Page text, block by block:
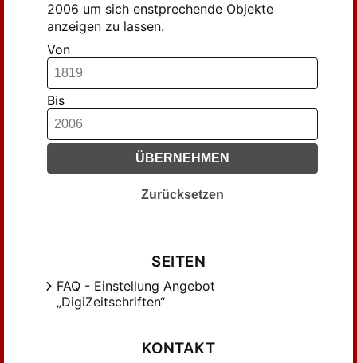
2006 um sich enstprechende Objekte
anzeigen zu lassen.
Von
Bis
ÜBERNEHMEN
Zurücksetzen
SEITEN
FAQ - Einstellung Angebot
„DigiZeitschriften“
KONTAKT